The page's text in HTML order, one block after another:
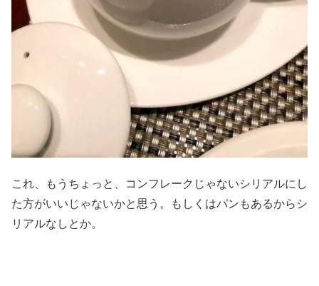
これ、もうちょっと、コンフレークじゃないシリアルにし
た方がいいじゃないかと思う。もしくはパンもあるからシ
リアルなしとか。